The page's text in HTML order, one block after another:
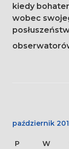
kiedy
wobec
październik
P W